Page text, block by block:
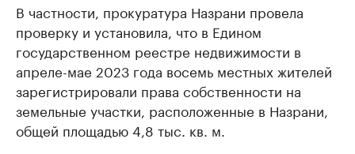
В частности, прокуратура Назрани провела
проверку и установила, что в Едином
государственном реестре недвижимости в
апреле-мае 2023 года восемь местных жителей
зарегистрировали права собственности на
земельные участки, расположенные в Назрани,
общей площадью 4,8 тыс. кв. м.